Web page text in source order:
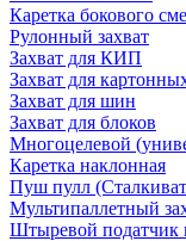
Каретка бокового
Рулонный захват
Захват для КИП
Захват для
Захват для шин
Захват для блоков
Многоцелевой
Каретка наклонная
Пуш пулл
Мультипаллетный
Штыревой податчик